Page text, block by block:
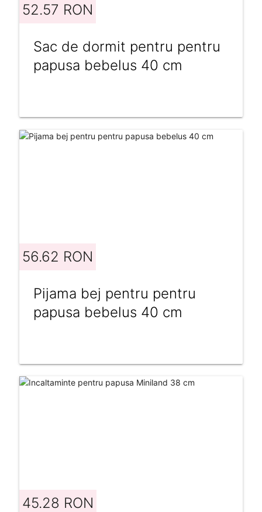
52.57 RON
Sac de dormit pentru pentru
papusa bebelus 40 cm
56.62 RON
Pijama bej pentru pentru
papusa bebelus 40 cm
45.28 RON